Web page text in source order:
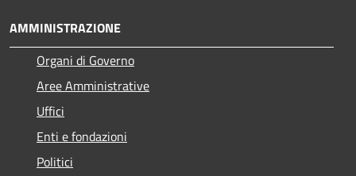
AMMINISTRAZIONE
Organi di Governo
Aree Amministrative
Uffici
Enti e fondazioni
Politici